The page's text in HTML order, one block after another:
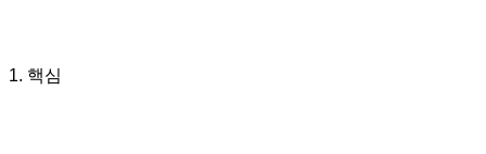
1. 핵심